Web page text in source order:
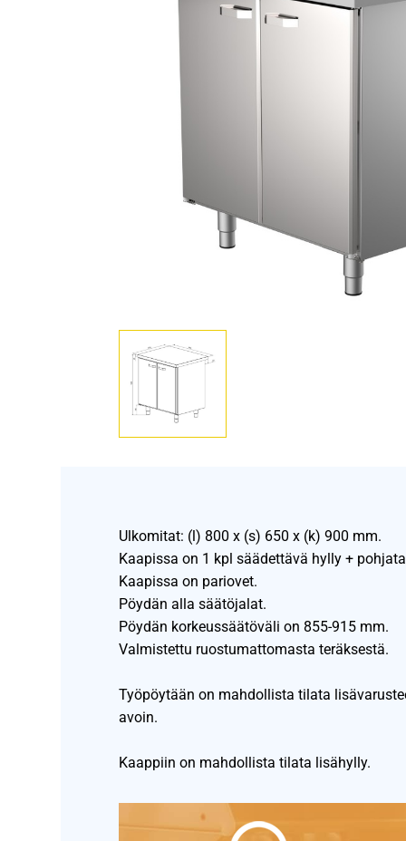
Ulkomitat: (l) 800 x (s) 650 x (k) 900 mm.
Kaapissa on 1 kpl säädettävä hylly +
Kaapissa on pariovet.
Pöydän alla säätöjalat.
Pöydän korkeussäätöväli on 855-915 mm.
Valmistettu ruostumattomasta teräksestä.
Työpöytään on mahdollista tilata
avoin.
Kaappiin on mahdollista tilata lisähylly.